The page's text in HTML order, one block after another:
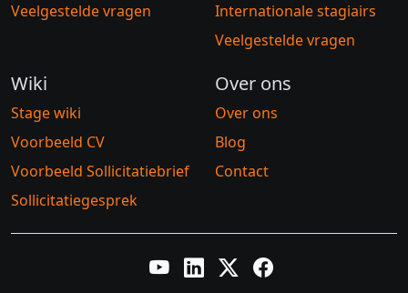
Veelgestelde vragen
Internationale stagiairs
Veelgestelde vragen
Wiki
Stage wiki
Voorbeeld CV
Voorbeeld Sollicitatiebrief
Sollicitatiegesprek
Over ons
Over ons
Blog
Contact
YouTubeLinkedInTwitter XFacebook